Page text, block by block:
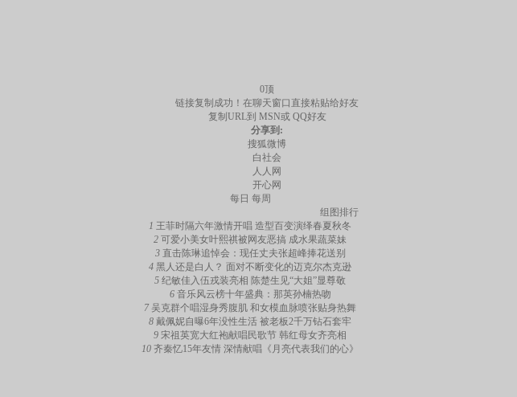
0顶
链接复制成功！在聊天窗口直接粘贴给好友
复制URL到 MSN或 QQ好友
分享到:
搜狐微博
白社会
人人网
开心网
每日 每周
组图排行
1 王菲时隔六年激情开唱 造型百变演绎春夏秋冬
2 可爱小美女叶熙祺被网友恶搞 成水果蔬菜妹
3 直击陈琳追悼会：现任丈夫张超峰捧花送别
4 黑人还是白人？ 面对不断变化的迈克尔杰克逊
5 纪敏佳入伍戎装亮相 陈楚生见“大姐”显尊敬
6 音乐风云榜十年盛典：那英孙楠热吻
7 吴克群个唱湿身秀腹肌 和女模血脉喷张贴身热舞
8 戴佩妮自曝6年没性生活 被老板2千万钻石套牢
9 宋祖英宽大红袍献唱民歌节 韩红母女齐亮相
10 齐秦忆15年友情 深情献唱《月亮代表我们的心》